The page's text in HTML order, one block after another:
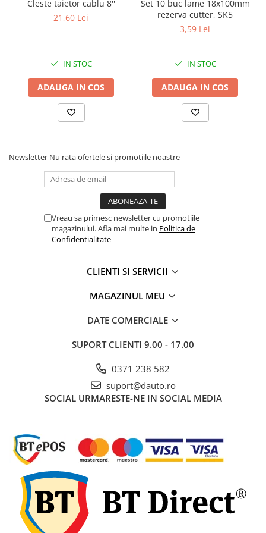
Proiectoare suplimentare, Camion,
Dispozitive Avertizare
Accesorii Goarne Pneumatice
Autocolante reflectorizante si
Claxoane Auto si Semnale Electrice
Goarne si trompete cu aer
Benzi si placi reflectorizante
Girofaruri auto si camion
Goarne / Trompete Pneumatice
Rezistoare CANBUS LED
Veste Reflectorizante de Avertizare
Capace inox si jante
Deflectoare geam
Oglinzi auto
Parasolare Camion – Cabina si
Accesorii
Protectii si pasaje roti
Reclame Luminoase
Cleste taietor cablu 8''
21,60 Lei
IN STOC
ADAUGA IN COS
Set 10 buc lame 18x100mm
rezerva cutter, SK5
3,59 Lei
IN STOC
ADAUGA IN COS
Newsletter Nu rata ofertele si promotiile noastre
Vreau sa primesc newsletter cu promotiile
magazinului. Afla mai multe in Politica de
Confidentialitate
CLIENTI SI SERVICII
MAGAZINUL MEU
DATE COMERCIALE
SUPORT CLIENTI 9.00 - 17.00
0371 238 582
suport@dauto.ro
SOCIAL URMARESTE-NE IN SOCIAL MEDIA